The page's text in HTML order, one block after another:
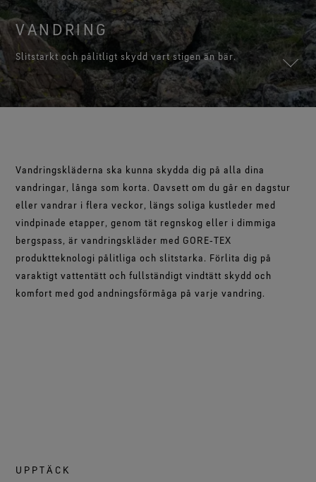
Test av handskar
WINDSTOPPER® kläder by GORE‑TEX LABS®
Fullständig vindtäta. Med mycket god
andningsförmåga.
Se alla teknologier för ytterplagg
Med en passform och känsla som du kommer att älska.
Garanterat vattentäta.
GORE‑TEX® SURROUND® skor
Med god andningsförmåga för dina fötter.
Se alla teknologier för skor och kängor
WINDSTOPPER® stretchhandskar by GORE‑TEX LABS®
Med god passform. Bättre kontroll. Gjorda för att
behållas på.
WINDSTOPPER® handskar by GORE‑TEX LABS®
Fullständigt vindtäta. Med exceptionell komfort.
Ett större åtagande
Varumärkesambassadörer
Hållbart vattenavvisande impregnering (DWR)
Information om lagning
Kontakta oss
Garanti & reklamationer
Vanliga frågor
VANDRING
Slitstarkt och pålitligt skydd vart stigen än bär.
Vandringskläderna ska kunna skydda dig på alla dina
vandringar, långa som korta. Oavsett om du går en dagstur
eller vandrar i flera veckor, längs soliga kustleder med
vindpinade etapper, genom tät regnskog eller i dimmiga
bergspass, är vandringskläder med GORE‑TEX
produktteknologi pålitliga och slitstarka. Förlita dig på
varaktigt vattentätt och fullständigt vindtätt skydd och
komfort med god andningsförmåga på varje vandring.
UPPTÄCK